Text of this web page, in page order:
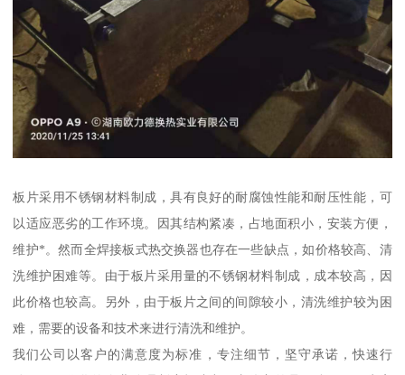
板片采用不锈钢材料制成，具有良好的耐腐蚀性能和耐压性能，可
以适应恶劣的工作环境。因其结构紧凑，占地面积小，安装方便，
维护*。然而全焊接板式热交换器也存在一些缺点，如价格较高、清
洗维护困难等。由于板片采用量的不锈钢材料制成，成本较高，因
此价格也较高。另外，由于板片之间的间隙较小，清洗维护较为困
难，需要的设备和技术来进行清洗和维护。
我们公司以客户的满意度为标准，专注细节，坚守承诺，快速行